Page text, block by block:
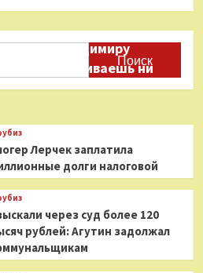
к Владимиру
не расстраиваешь ни
Лерчек заплатила
долги налоговой
через суд более 120
рублей: Агутин задолжал